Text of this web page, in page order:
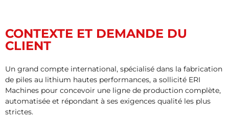
CONTEXTE ET DEMANDE DU
CLIENT
Un grand compte international, spécialisé dans la fabrication
de piles au lithium hautes performances, a sollicité ERI
Machines pour concevoir une ligne de production complète,
automatisée et répondant à ses exigences qualité les plus
strictes.